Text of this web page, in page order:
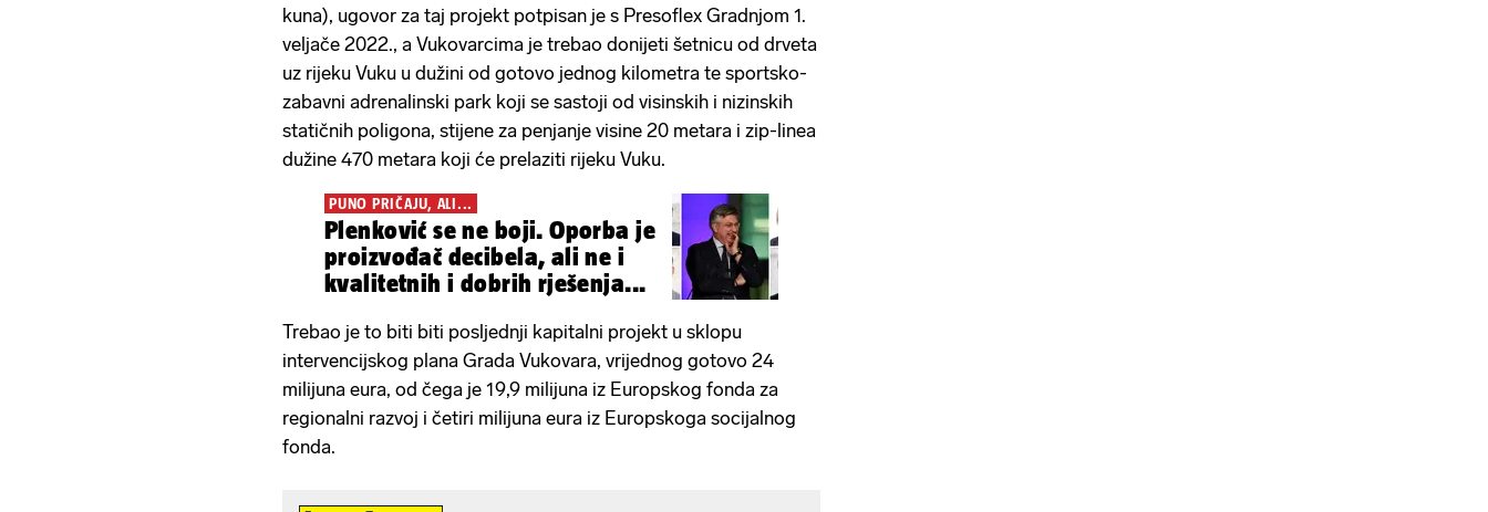
kuna), ugovor za taj projekt potpisan je s Presoflex Gradnjom 1.
veljače 2022., a Vukovarcima je trebao donijeti šetnicu od drveta
uz rijeku Vuku u dužini od gotovo jednog kilometra te sportsko-
zabavni adrenalinski park koji se sastoji od visinskih i nizinskih
statičnih poligona, stijene za penjanje visine 20 metara i zip-linea
dužine 470 metara koji će prelaziti rijeku Vuku.
PUNO PRIČAJU, ALI...
Plenković se ne boji. Oporba je
proizvođač decibela, ali ne i
kvalitetnih i dobrih rješenja...
Trebao je to biti biti posljednji kapitalni projekt u sklopu
intervencijskog plana Grada Vukovara, vrijednog gotovo 24
milijuna eura, od čega je 19,9 milijuna iz Europskog fonda za
regionalni razvoj i četiri milijuna eura iz Europskoga socijalnog
fonda.